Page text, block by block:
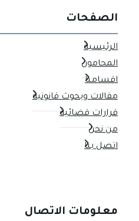
الصفحات
الرئيسية
المحامون
اقسامنا
مقالات وبحوث قانونية
قرارات قضائية
من نحن
اتصل بنا
معلومات الاتصال